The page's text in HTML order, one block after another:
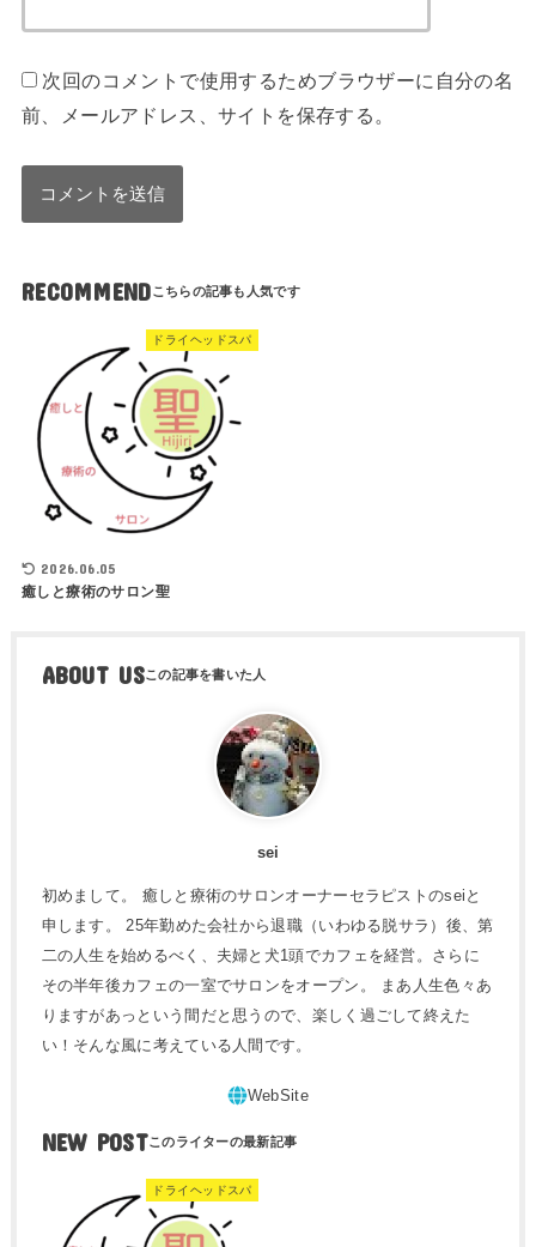
次回のコメントで使用するためブラウザーに自分の名
前、メールアドレス、サイトを保存する。
RECOMMEND
ドライヘッドスパ
2026.06.05
癒しと療術のサロン聖
ABOUT US
sei
初めまして。 癒しと療術のサロンオーナーセラピストのseiと
申します。 25年勤めた会社から退職（いわゆる脱サラ）後、第
二の人生を始めるべく、夫婦と犬1頭でカフェを経営。さらに
その半年後カフェの一室でサロンをオープン。 まあ人生色々あ
りますがあっという間だと思うので、楽しく過ごして終えた
い！そんな風に考えている人間です。
NEW POST
ドライヘッドスパ